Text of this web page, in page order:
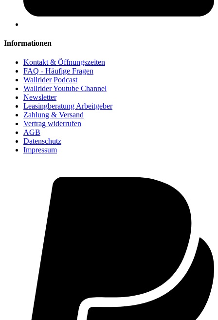
Informationen
Kontakt & Öffnungszeiten
FAQ - Häufige Fragen
Wallrider Podcast
Wallrider Youtube Channel
Newsletter
Leasingberatung Arbeitgeber
Zahlung & Versand
Vertrag widerrufen
AGB
Datenschutz
Impressum